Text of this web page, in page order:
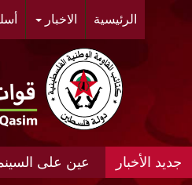
الرئيسية الاخبار
عين على